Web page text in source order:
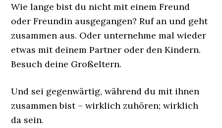
Wie lange bist du nicht mit einem Freund
oder Freundin ausgegangen? Ruf an und geht
zusammen aus. Oder unternehme mal wieder
etwas mit deinem Partner oder den Kindern.
Besuch deine Großeltern.
Und sei gegenwärtig, während du mit ihnen
zusammen bist – wirklich zuhören; wirklich
da sein.